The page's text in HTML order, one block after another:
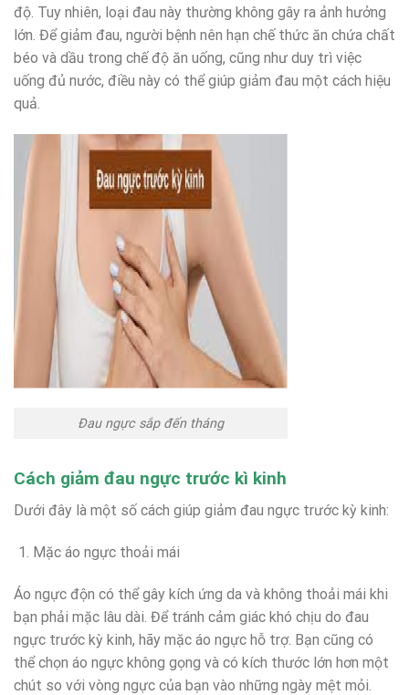
độ. Tuy nhiên, loại đau này thường không gây ra ảnh hưởng
lớn. Để giảm đau, người bệnh nên hạn chế thức ăn chứa chất
béo và dầu trong chế độ ăn uống, cũng như duy trì việc
uống đủ nước, điều này có thể giúp giảm đau một cách hiệu
quả.
Đau ngực sắp đến tháng
Cách giảm đau ngực trước kì kinh
Dưới đây là một số cách giúp giảm đau ngực trước kỳ kinh:
Mặc áo ngực thoải mái
Áo ngực độn có thể gây kích ứng da và không thoải mái khi
bạn phải mặc lâu dài. Để tránh cảm giác khó chịu do đau
ngực trước kỳ kinh, hãy mặc áo ngực hỗ trợ. Bạn cũng có
thể chọn áo ngực không gọng và có kích thước lớn hơn một
chút so với vòng ngực của bạn vào những ngày mệt mỏi.